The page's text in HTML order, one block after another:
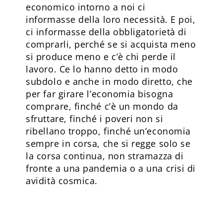
economico intorno a noi ci
informasse della loro necessità. E poi,
ci informasse della obbligatorietà di
comprarli, perché se si acquista meno
si produce meno e c’è chi perde il
lavoro. Ce lo hanno detto in modo
subdolo e anche in modo diretto, che
per far girare l’economia bisogna
comprare, finché c’è un mondo da
sfruttare, finché i poveri non si
ribellano troppo, finché un’economia
sempre in corsa, che si regge solo se
la corsa continua, non stramazza di
fronte a una pandemia o a una crisi di
avidità cosmica.